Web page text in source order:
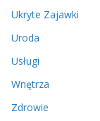
Ukryte Zajawki
Uroda
Usługi
Wnętrza
Zdrowie